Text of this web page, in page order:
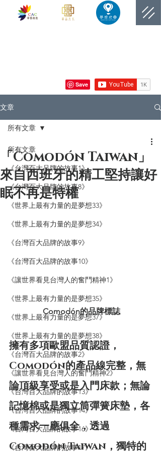
文章
所有文章
《台灣百大品牌的故事1》
《台灣百大品牌的故事8》
《世界上最有力量的是夢想33》
《世界上最有力量的是夢想34》
《台灣百大品牌的故事9》
《台灣百大品牌的故事10》
《讓世界看見台灣人的奮鬥精神1》
《世界上最有力量的是夢想35》
《世界上最有力量的是夢想37》
《世界上最有力量的是夢想38》
《台灣百大品牌的故事2》
《讓世界看見台灣人的奮鬥精神2》
《台灣百大品牌的故事13》
《台灣百大品牌的故事14》
《台灣百大品牌的故事16》
《台灣百大品牌的故事17》
所有文章
「Comodón Taiwan」
來自西班牙的精工堅持讓好
眠不再是特權
Comodón的品牌標誌
擁有多項歐盟品質認證，
Comodón的產品線完整，無
論頂級享受或是入門床款；無論
記憶棉或是獨立筒彈簧床墊，各
種需求一應俱全，透過
Comodón Taiwan，獨特的